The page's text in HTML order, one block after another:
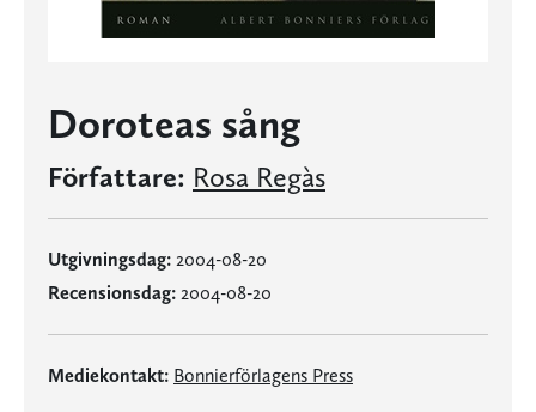
Doroteas sång
Författare: Rosa Regàs
Utgivningsdag: 2004-08-20
Recensionsdag: 2004-08-20
Mediekontakt: Bonnierförlagens Press